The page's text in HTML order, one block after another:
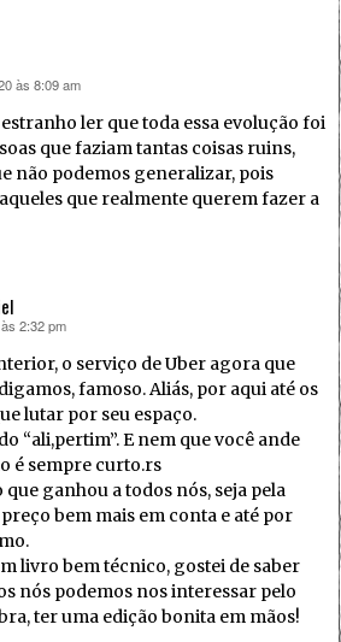
às 8:09 am
ler que toda essa evolução foi
que faziam tantas coisas ruins,
não podemos generalizar, pois
que realmente querem fazer a
2:32 pm
o serviço de Uber agora que
famoso. Aliás, por aqui até os
lutar por seu espaço.
“ali,pertim”. E nem que você ande
é sempre curto.rs
que ganhou a todos nós, seja pela
bem mais em conta e até por
livro bem técnico, gostei de saber
nós podemos nos interessar pelo
ter uma edição bonita em mãos!